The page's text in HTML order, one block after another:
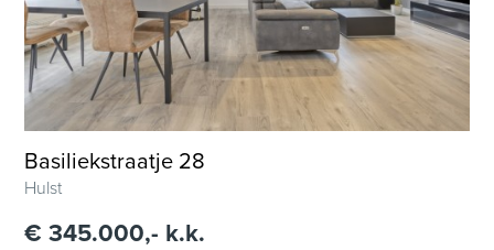
VERHUUR
HYPOTHEKEN
Basiliekstraatje 28
Hulst
€ 345.000,- k.k.